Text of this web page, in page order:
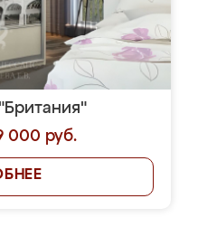
000 руб.